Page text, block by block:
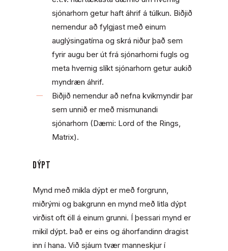
sjónarhorn getur haft áhrif á túlkun. Biðjið
nemendur að fylgjast með einum
auglýsingatíma og skrá niður það sem
fyrir augu ber út frá sjónarhorni fugls og
meta hvernig slíkt sjónarhorn getur aukið
myndræn áhrif.
Biðjið nemendur að nefna kvikmyndir þar
sem unnið er með mismunandi
sjónarhorn (Dæmi: Lord of the Rings,
Matrix).
Dýpt
Mynd með mikla dýpt er með forgrunn,
miðrými og bakgrunn en mynd með litla dýpt
virðist oft öll á einum grunni. Í þessari mynd er
mikil dýpt. Það er eins og áhorfandinn dragist
inn í hana. Við sjáum tvær manneskjur í